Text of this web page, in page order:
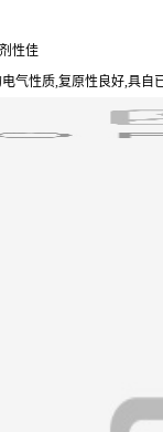
性佳
电气性质,复原性良好,具